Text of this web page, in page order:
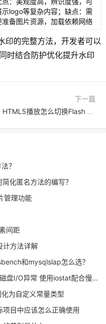
示logo等复杂内容；缺点：需
准备图片资源，加载依赖网络
印的完整方法，开发者可以
时结合防护优化提升水印
下一篇
HTML5播放怎么切换Flash 新版QQ浏览器怎么切Flash播放
？
化匿名方法的编写？
管理功能
间距
计方法详解
和mysqlslap怎么选？
异常 使用iostat配合慢日志分析
为自定义常量类型
目中应该怎么正确使用